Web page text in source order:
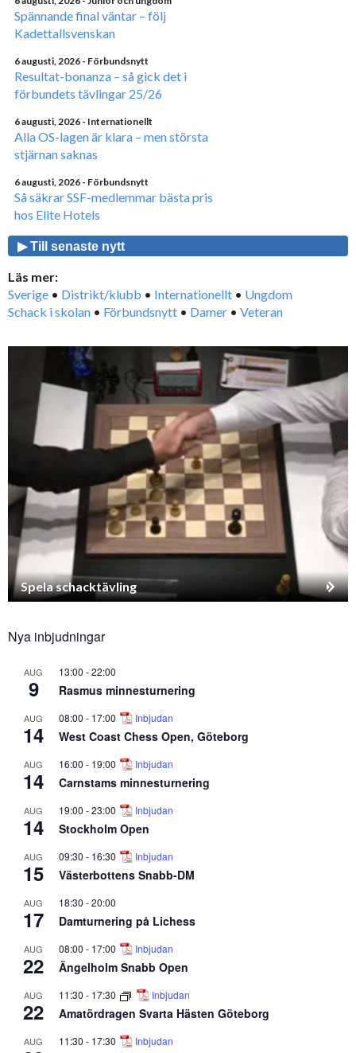
Spännande final väntar – följ
Kadettallsvenskan
6 augusti, 2026 - Förbundsnytt
Resultat-bonanza – så gick det i
förbundets tävlingar 25/26
6 augusti, 2026 - Internationellt
Alla OS-lagen är klara – men största
stjärnan saknas
6 augusti, 2026 - Förbundsnytt
Så säkrar SSF-medlemmar bästa pris
hos Elite Hotels
▶ Till senaste nytt
Läs mer:
Sverige • Distrikt/klubb • Internationellt • Ungdom
Schack i skolan • Förbundsnytt • Damer • Veteran
Spela schacktävling
Nya inbjudningar
AUG
9
13:00 -22:00
Rasmus minnesturnering
AUG
14
08:00 - 17:00 Inbjudan
West Coast Chess Open, Göteborg
AUG
14
16:00 - 19:00 Inbjudan
Carnstams minnesturnering
AUG
14
19:00 -23:00 Inbjudan
Stockholm Open
AUG
15
09:30 - 16:30 Inbjudan
Västerbottens Snabb-DM
AUG
17
18:30 -20:00
Damturnering på Lichess
AUG
22
08:00 - 17:00 Inbjudan
Ängelholm Snabb Open
AUG
22
11:30 - 17:30 Inbjudan
Amatördragen Svarta Hästen Göteborg
AUG 11:30 - 17:30 Inbjudan